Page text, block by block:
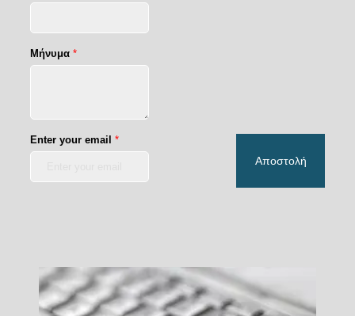
Μήνυμα *
Enter your email *
Αποστολή